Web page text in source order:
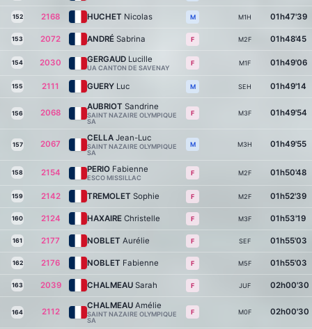
152 2168 HUCHET Nicolas M M1H 01h47'39
153 2072 ANDRÉ Sabrina F M2F 01h48'45
154 2030 GERGAUD Lucille
UA CANTON DE SAVENAY
F M1F 01h49'06
155 2111 GUERY Luc M SEH 01h49'14
156 2068
AUBRIOT Sandrine
SAINT NAZAIRE OLYMPIQUE
SA
F M3F 01h49'54
157 2067
CELLA Jean-Luc
SAINT NAZAIRE OLYMPIQUE
SA
M M3H 01h49'55
158 2154 PERIO Fabienne
ESCO MISSILLAC
F M2F 01h50'48
159 2142 TREMOLET Sophie F M2F 01h52'39
160 2124 HAXAIRE Christelle F M3F 01h53'19
161 2177 NOBLET Aurélie F SEF 01h55'03
162 2176 NOBLET Fabienne F M5F 01h55'03
163 2039 CHALMEAU Sarah F JUF 02h00'30
164 2112
CHALMEAU Amélie
SAINT NAZAIRE OLYMPIQUE
SA
F M0F 02h00'30